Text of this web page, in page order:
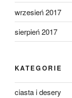
wrzesień 2017
sierpień 2017
KATEGORIE
ciasta i desery